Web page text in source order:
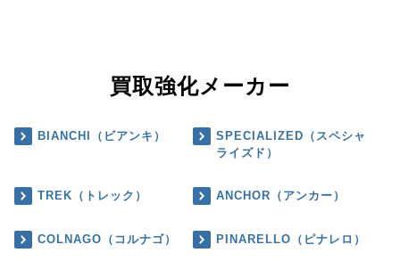
買取強化メーカー
BIANCHI（ビアンキ）
SPECIALIZED（スペシャ
ライズド）
TREK（トレック） ANCHOR（アンカー）
COLNAGO（コルナゴ） PINARELLO（ピナレロ）